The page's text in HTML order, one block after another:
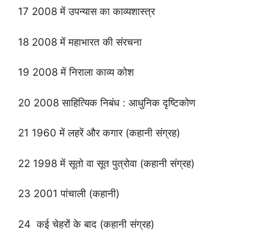
17 2008 में उपन्यास का काव्यशास्त्र
18 2008 में महाभारत की संरचना
19 2008 में निराला काव्य कोश
20 2008 साहित्यिक निबंध : आधुनिक दृष्टिकोण
21 1960 में लहरें और कगार (कहानी संग्रह)
22 1998 में सूतो वा सूत पुत्रोवा (कहानी संग्रह)
23 2001 पांचाली (कहानी)
24 कई चेहरों के बाद (कहानी संग्रह)